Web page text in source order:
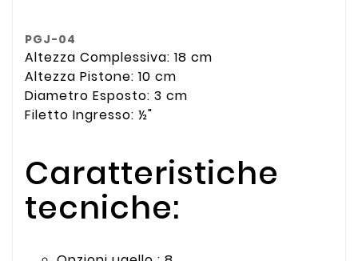
PGJ-04
Altezza Complessiva: 18 cm
Altezza Pistone: 10 cm
Diametro Esposto: 3 cm
Filetto Ingresso: ½"
Caratteristiche
tecniche: